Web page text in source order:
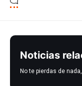
Noticias
No te pierdas de